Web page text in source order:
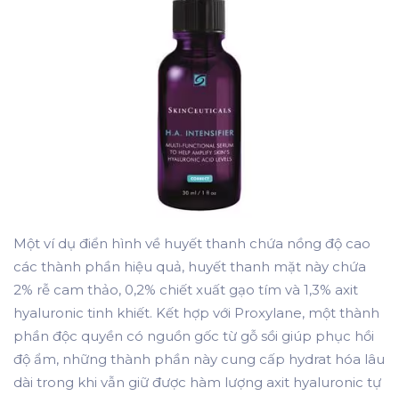
Một ví dụ điển hình về huyết thanh chứa nồng độ cao
các thành phần hiệu quả, huyết thanh mặt này chứa
2% rễ cam thảo, 0,2% chiết xuất gạo tím và 1,3% axit
hyaluronic tinh khiết. Kết hợp với Proxylane, một thành
phần độc quyền có nguồn gốc từ gỗ sồi giúp phục hồi
độ ẩm, những thành phần này cung cấp hydrat hóa lâu
dài trong khi vẫn giữ được hàm lượng axit hyaluronic tự